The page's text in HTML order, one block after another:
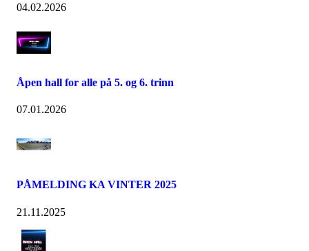
04.02.2026
Åpen hall for alle på 5. og 6. trinn
07.01.2026
PÅMELDING KA VINTER 2025
21.11.2025